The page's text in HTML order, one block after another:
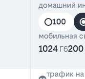
домашний
100
мобильная
1024 Гб200
трафик